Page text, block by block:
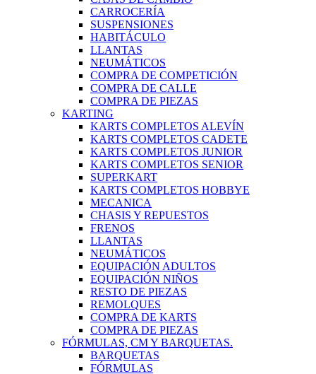
CARROCERÍA
SUSPENSIONES
HABITÁCULO
LLANTAS
NEUMÁTICOS
COMPRA DE COMPETICIÓN
COMPRA DE CALLE
COMPRA DE PIEZAS
KARTING
KARTS COMPLETOS ALEVÍN
KARTS COMPLETOS CADETE
KARTS COMPLETOS JUNIOR
KARTS COMPLETOS SENIOR
SUPERKART
KARTS COMPLETOS HOBBYE
MECANICA
CHASIS Y REPUESTOS
FRENOS
LLANTAS
NEUMÁTICOS
EQUIPACIÓN ADULTOS
EQUIPACIÓN NIÑOS
RESTO DE PIEZAS
REMOLQUES
COMPRA DE KARTS
COMPRA DE PIEZAS
FÓRMULAS, CM Y BARQUETAS.
BARQUETAS
FÓRMULAS